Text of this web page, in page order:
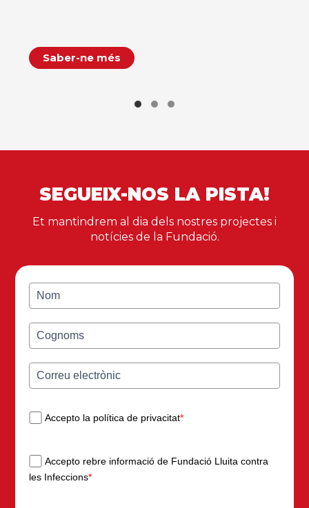
Saber-ne més
SEGUEIX-NOS LA PISTA!
Et mantindrem al dia dels nostres projectes i
notícies de la Fundació.
Accepto la política de privacitat*
Accepto rebre informació de Fundació Lluita contra
les Infeccions*